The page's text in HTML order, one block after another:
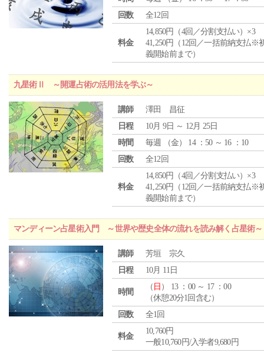
回数
全12回
料金
14,850円（4回／分割支払い）×3
41,250円（12回／一括前納支払※
義開始前まで）
九星術Ⅱ ～開運占術の活用法を学ぶ～
講師
澤田 昌征
日程
10月 9日 ～ 12月 25日
時間
毎週 （金） 14 ：50 ～ 16 ：10
回数
全12回
料金
14,850円（4回／分割支払い）×3
41,250円（12回／一括前納支払※
義開始前まで）
マンディーン占星術入門 ～世界や歴史全体の流れを読み解く占星術～
講師
芳垣 宗久
日程
10月 11日
時間
（ 日 ） 13 ：00 ～ 17 ：00
（休憩20分1回含む）
回数
全1回
料金
10,760円
一般10,760円/入学者9,680円